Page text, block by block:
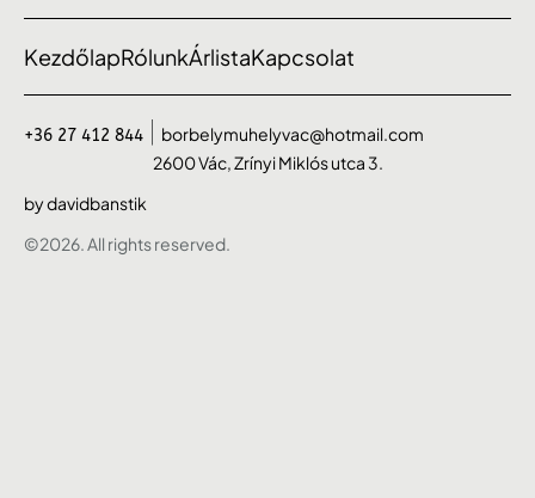
KezdőlapRólunkÁrlistaKapcsolat
©2026. All rights reserved.
+36 27 412 844
borbelymuhelyvac@hotmail.com
2600 Vác, Zrínyi Miklós utca 3.
by davidbanstik